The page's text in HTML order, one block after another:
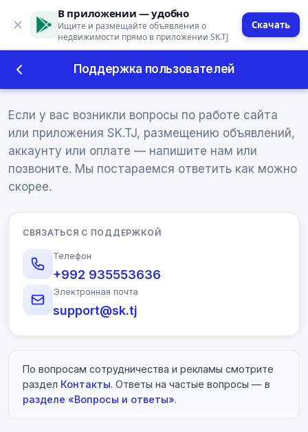
В приложении — удобно
Ищите и размещайте объявления о
недвижимости прямо в приложении SK.TJ
Скачать
Поддержка пользователей
Поддержка пользователей
Если у вас возникли вопросы по работе сайта
или приложения SK.TJ, размещению объявлений,
аккаунту или оплате — напишите нам или
позвоните. Мы постараемся ответить как можно
скорее.
СВЯЗАТЬСЯ С ПОДДЕРЖКОЙ
Телефон
+992 935553636
Электронная почта
support@sk.tj
По вопросам сотрудничества и рекламы смотрите
раздел Контакты. Ответы на частые вопросы — в
разделе «Вопросы и ответы».